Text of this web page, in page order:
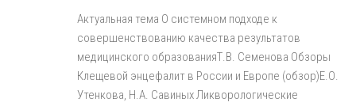
Актуальная тема О системном подходе к
совершенствованию качества результатов
медицинского образованияТ.В. Семенова Обзоры
Клещевой энцефалит в России и Европе (обзор)Е.О.
Утенкова, Н.А. Савиных Ликворологические